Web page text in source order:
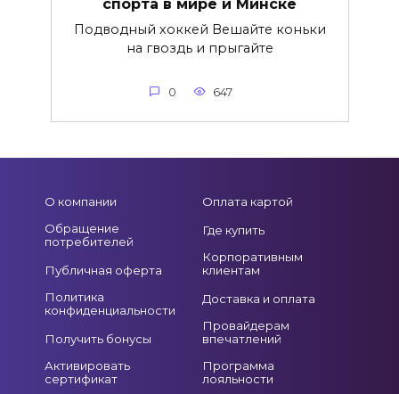
спорта в мире и Минске
Подводный хоккей Вешайте коньки
на гвоздь и прыгайте
0 647
О компании
Обращение
потребителей
Публичная оферта
Политика
конфиденциальности
Получить бонусы
Активировать
сертификат
Оплата картой
Где купить
Корпоративным
клиентам
Доставка и оплата
Провайдерам
впечатлений
Программа
лояльности